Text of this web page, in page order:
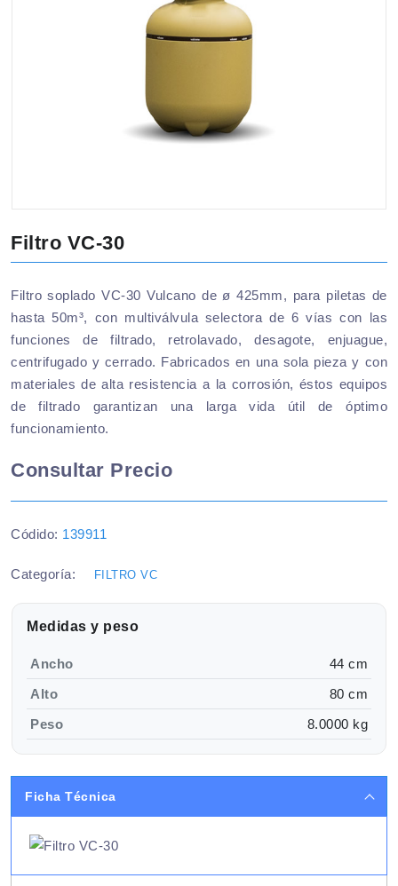
Filtro VC-30
Filtro soplado VC-30 Vulcano de ø 425mm, para piletas de
hasta 50m³, con multiválvula selectora de 6 vías con las
funciones de filtrado, retrolavado, desagote, enjuague,
centrifugado y cerrado. Fabricados en una sola pieza y con
materiales de alta resistencia a la corrosión, éstos equipos
de filtrado garantizan una larga vida útil de óptimo
funcionamiento.
Consultar Precio
Códido: 139911
Categoría: FILTRO VC
Medidas y peso
Ancho
44 cm
Alto
80 cm
Peso
8.0000 kg
Ficha Técnica